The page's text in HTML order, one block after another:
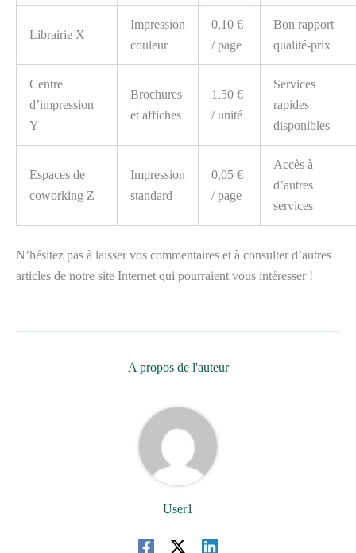
Librairie X
Impression
couleur
0,10 €
/ page
Bon rapport
qualité-prix
Centre
d’impression
Y
Brochures
et affiches
1,50 €
/ unité
Services
rapides
disponibles
Espaces de
coworking Z
Impression
standard
0,05 €
/ page
Accès à
d’autres
services
N’hésitez pas à laisser vos commentaires et à consulter d’autres
articles de notre site Internet qui pourraient vous intéresser !
A propos de l'auteur
User1